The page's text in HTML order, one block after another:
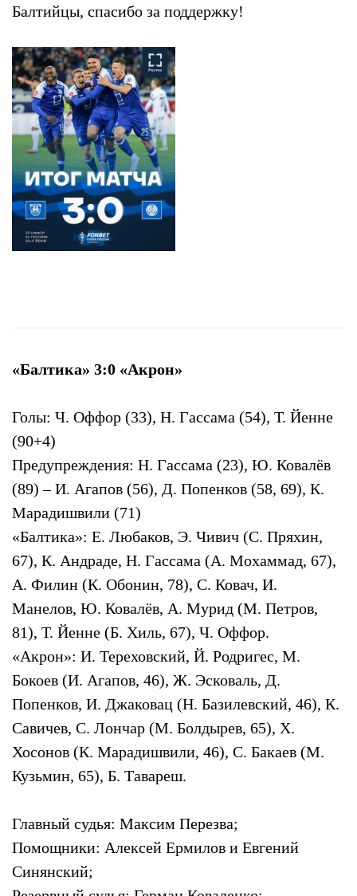
Балтийцы, спасибо за поддержку!
«Балтика» 3:0 «Акрон»
Голы: Ч. Оффор (33), Н. Гассама (54), Т. Йенне
(90+4)
Предупреждения: Н. Гассама (23), Ю. Ковалёв
(89) – И. Агапов (56), Д. Попенков (58, 69), К.
Марадишвили (71)
«Балтика»: Е. Любаков, Э. Чивич (С. Пряхин,
67), К. Андраде, Н. Гассама (А. Мохаммад, 67),
А. Филин (К. Обонин, 78), С. Ковач, И.
Манелов, Ю. Ковалёв, А. Мурид (М. Петров,
81), Т. Йенне (Б. Хиль, 67), Ч. Оффор.
«Акрон»: И. Тереховский, Й. Родригес, М.
Бокоев (И. Агапов, 46), Ж. Эсковаль, Д.
Попенков, И. Джаковац (Н. Базилевский, 46), К.
Савичев, С. Лончар (М. Болдырев, 65), Х.
Хосонов (К. Марадишвили, 46), С. Бакаев (М.
Кузьмин, 65), Б. Тавареш.
Главный судья: Максим Перезва;
Помощники: Алексей Ермилов и Евгений
Синянский;